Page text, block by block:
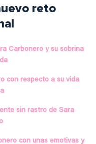
reto
Carbonero y su sobrina
con respecto a su vida
sin rastro de Sara
con unas emotivas y